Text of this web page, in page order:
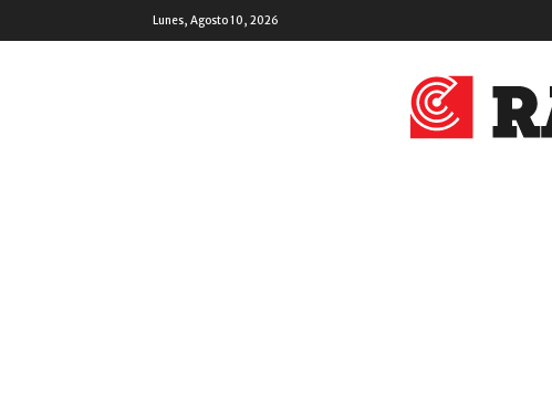
Lunes, Agosto 10, 2026